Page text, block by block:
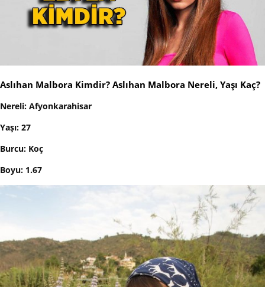
Aslıhan Malbora Kimdir? Aslıhan Malbora Nereli, Yaşı Kaç?
Nereli: Afyonkarahisar
Yaşı: 27
Burcu: Koç
Boyu: 1.67